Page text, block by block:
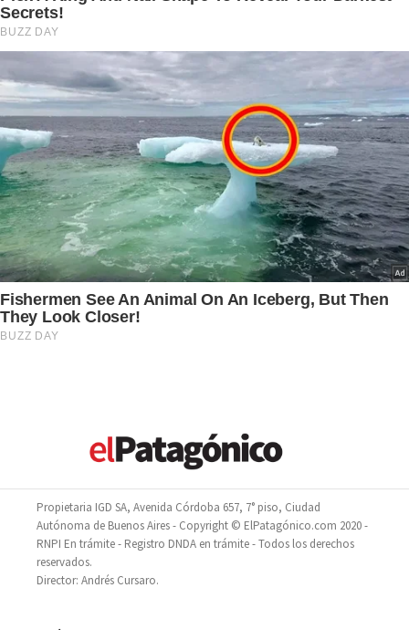
Propietaria IGD SA, Avenida Córdoba 657, 7° piso, Ciudad
Autónoma de Buenos Aires - Copyright © ElPatagónico.com 2020 -
RNPI En trámite - Registro DNDA en trámite - Todos los derechos
reservados.
Director: Andrés Cursaro.